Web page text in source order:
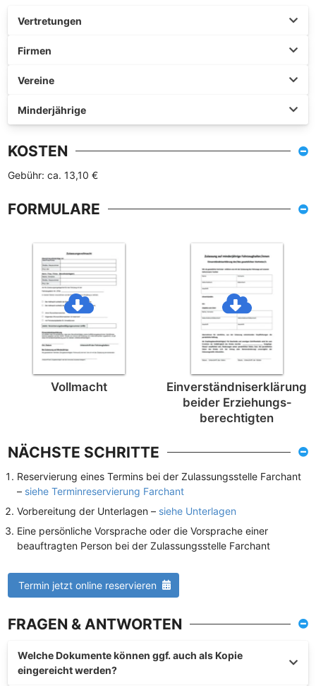
Vertretungen
Firmen
Vereine
Minderjährige
KOSTEN
Gebühr: ca. 13,10 €
FORMULARE
Vollmacht
Einverständnis­erklärung
beider Erziehungs­
berechtigten
NÄCHSTE SCHRITTE
Reservierung eines Termins bei der Zulassungsstelle Farchant
– siehe Terminreservierung Farchant
Vorbereitung der Unterlagen – siehe Unterlagen
Eine persönliche Vorsprache oder die Vorsprache einer
beauftragten Person bei der Zulassungsstelle Farchant
Termin jetzt online reservieren
FRAGEN & ANTWORTEN
Welche Dokumente können ggf. auch als Kopie
eingereicht werden?